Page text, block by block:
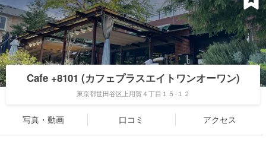
Cafe +8101 (カフェプラスエイトワンオーワン)
東京都世田谷区上用賀４丁目１５-１２
写真・動画 口コミ アクセス